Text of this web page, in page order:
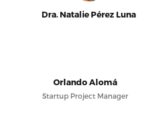
Dra. Natalie Pérez Luna
Orlando Alomá
Startup Project Manager